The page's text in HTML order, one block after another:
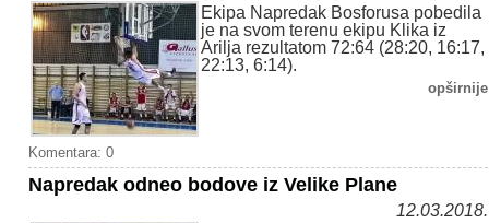
Ekipa Napredak Bosforusa pobedila
je na svom terenu ekipu Klika iz
Arilja rezultatom 72:64 (28:20, 16:17,
22:13, 6:14).
opširnije
Komentara: 0
Napredak odneo bodove iz Velike Plane
12.03.2018.